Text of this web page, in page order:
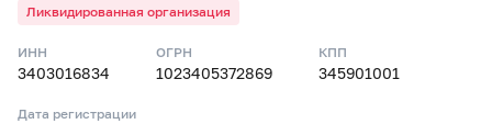
Ликвидированная организация
ИНН
3403016834
ОГРН
1023405372869
КПП
345901001
Дата регистрации